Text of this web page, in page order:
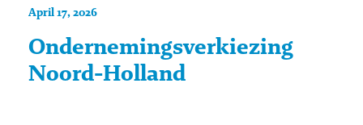
April 17, 2026
Ondernemingsverkiezing
Noord-Holland